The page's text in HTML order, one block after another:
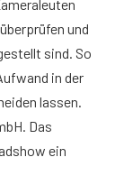
und
sind. So
in der
lassen.
Das
ein